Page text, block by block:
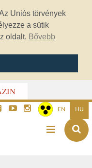
Uniós törvények
a sütik
oldalt. Bővebb
EN HU